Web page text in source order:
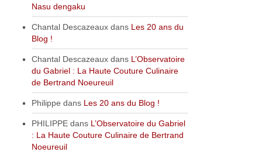
Nasu dengaku
Chantal Descazeaux dans Les 20 ans du
Blog !
Chantal Descazeaux dans L’Observatoire
du Gabriel : La Haute Couture Culinaire
de Bertrand Noeureuil
Philippe dans Les 20 ans du Blog !
PHILIPPE dans L’Observatoire du Gabriel
: La Haute Couture Culinaire de Bertrand
Noeureuil